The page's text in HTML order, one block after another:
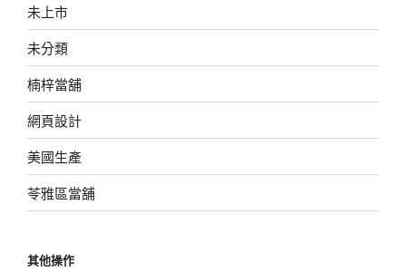
未上市
未分類
楠梓當舖
網頁設計
美國生產
苓雅區當舖
其他操作